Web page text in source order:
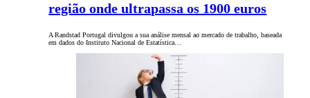
região onde ultrapassa os 1900 euros
A Randstad Portugal divulgou a sua análise mensal ao mercado de trabalho, baseada
em dados do Instituto Nacional de Estatística…